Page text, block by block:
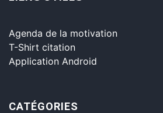
Agenda de la motivation
T-Shirt citation
Application Android
CATÉGORIES